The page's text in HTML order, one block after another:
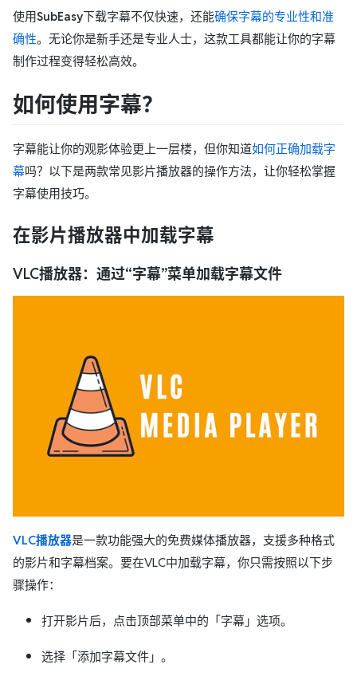
使用SubEasy下载字幕不仅快速，还能确保字幕的专业性和准
确性。无论你是新手还是专业人士，这款工具都能让你的字幕
制作过程变得轻松高效。
如何使用字幕？
字幕能让你的观影体验更上一层楼，但你知道如何正确加载字
幕吗？以下是两款常见影片播放器的操作方法，让你轻松掌握
字幕使用技巧。
在影片播放器中加载字幕
VLC播放器：通过“字幕”菜单加载字幕文件
VLC播放器是一款功能强大的免费媒体播放器，支援多种格式
的影片和字幕档案。要在VLC中加载字幕，你只需按照以下步
骤操作：
打开影片后，点击顶部菜单中的「字幕」选项。
选择「添加字幕文件」。